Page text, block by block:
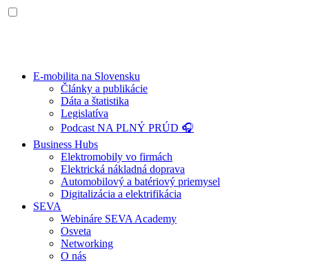
E-mobilita na Slovensku
Články a publikácie
Dáta a štatistika
Legislatíva
Podcast NA PLNÝ PRÚD 🎧
Business Hubs
Elektromobily vo firmách
Elektrická nákladná doprava
Automobilový a batériový priemysel
Digitalizácia a elektrifikácia
SEVA
Webináre SEVA Academy
Osveta
Networking
O nás